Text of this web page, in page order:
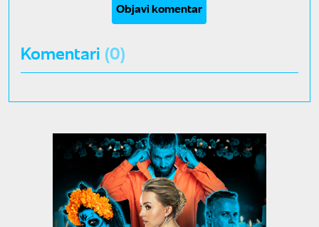
Objavi komentar
Komentari (0)